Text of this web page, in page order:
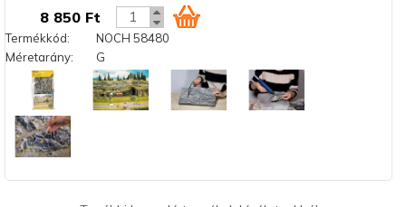
8 850 Ft
Termékkód:
NOCH 58480
Méretarány:
G